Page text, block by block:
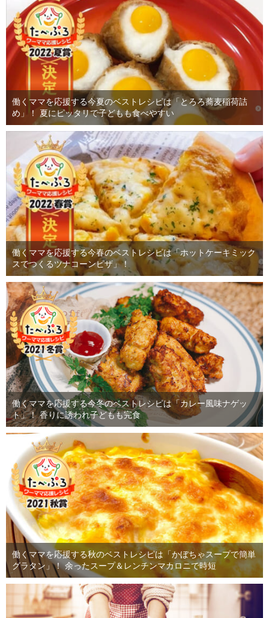
働くママを応援する今夏のベストレシピは「とろろ蕎麦稲荷詰
め」！ 夏にピッタリで子どもも食べやすい
働くママを応援する今春のベストレシピは「ホットケーキミック
スでつくるツナコーンピザ」！
働くママを応援する今冬のベストレシピは「カレー風味ナゲッ
ト」！ 香りに誘われ子どもも完食
働くママを応援する秋のベストレシピは「かぼちゃスープで簡単
グラタン」！ 余ったスープ＆レンチンマカロニで時短